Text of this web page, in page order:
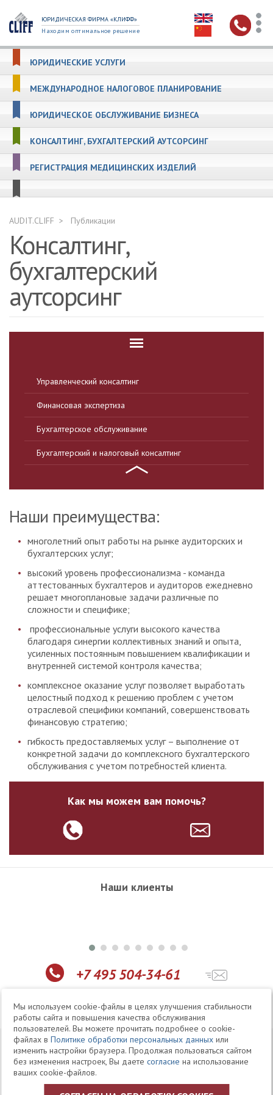
ЮРИДИЧЕСКАЯ ФИРМА «КЛИФФ»
Находим оптимальное решение
ЮРИДИЧЕСКИЕ УСЛУГИ
МЕЖДУНАРОДНОЕ НАЛОГОВОЕ ПЛАНИРОВАНИЕ
ЮРИДИЧЕСКОЕ ОБСЛУЖИВАНИЕ БИЗНЕСА
КОНСАЛТИНГ, БУХГАЛТЕРСКИЙ АУТСОРСИНГ
РЕГИСТРАЦИЯ МЕДИЦИНСКИХ ИЗДЕЛИЙ
AUDIT.CLIFF Публикации
Консалтинг,
бухгалтерский
аутсорсинг
Управленческий консалтинг
Финансовая экспертиза
Бухгалтерское обслуживание
Бухгалтерский и налоговый консалтинг
Наши преимущества:
многолетний опыт работы на рынке аудиторских и
бухгалтерских услуг;
высокий уровень профессионализма - команда
аттестованных бухгалтеров и аудиторов ежедневно
решает многоплановые задачи различные по
сложности и специфике;
­ профессиональные услуги высокого качества
благодаря синергии коллективных знаний и опыта,
усиленных постоянным повышением квалификации и
внутренней системой контроля качества;
комплексное оказание услуг позволяет выработать
целостный подход к решению проблем с учетом
отраслевой специфики компаний, совершенствовать
финансовую стратегию;
гибкость предоставляемых услуг – выполнение от
конкретной задачи до комплексного бухгалтерского
обслуживания с учетом потребностей клиента.
Как мы можем вам помочь?
Наши клиенты
+7 495 504-34-61
Telegram Max
© 1994-2026 Юридическая Фирма «Клифф»
Юридические услуги, аудит, офшоры
сайта
Политика ЗАО «Юридическая фирма «КЛИФФ» в отношении
обработки персональных данных пользователей
Мы используем cookie-файлы в целях улучшения стабильности
работы сайта и повышения качества обслуживания
пользователей. Вы можете прочитать подробнее о cookie-
файлах вПолитике обработки персональных данных или
изменить настройки браузера. Продолжая пользоваться сайтом
без изменения настроек, Вы даетесогласие на использование
ваших cookie-файлов.